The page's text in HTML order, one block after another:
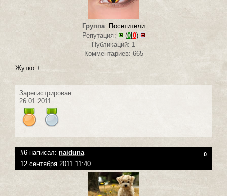
Группа: Посетители
Репутация:
(0| 0)
Публикаций: 1
Комментариев: 665
Жутко +
Зарегистрирован:
26.01.2011
#6 написал: naiduna 0
12 сентября 2011 11:40